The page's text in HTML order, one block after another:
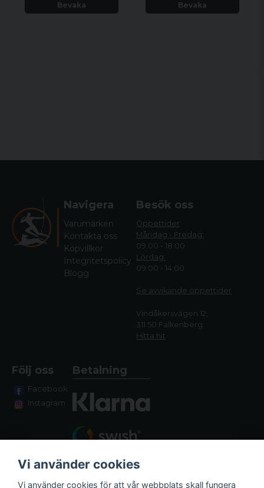
Bevaka Bevaka
Navigera
Varumärken
Kontakta oss
Köpvillkor
Integritetspolicy
Blogg
Besök oss
Öppettider
Måndag - Fredag:
09.00 - 18.00
Lördag:
09.00 - 14.00
Se avvikande öppettider
Vindåkersvägen 12,
311 50 Falkenberg
Hitta hit
Följ oss
Facebook
Instagram
Betalning
Vi använder cookies
Vi använder cookies för att vår webbplats skall fungera